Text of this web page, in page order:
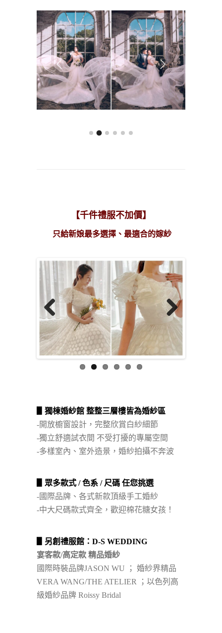
【千件禮服不加價】
只給新娘最多選擇、最適合的嫁紗
Previous
▋獨棟婚紗館 整整三層樓皆為婚紗區
-開放櫥窗設計， 完整欣賞白紗細節
-獨立舒適試衣間 不受打擾的專屬空間
-多樣室內、室外造景，婚紗拍攝不奔波
▋眾多款式 / 色系 / 尺碼 任您挑選
-國際品牌、各式新款頂級手工婚紗
-中大尺碼款式齊全，歡迎棉花糖女孩！
▋另創禮服館：D-S WEDDING
宴客款/高定款 精品婚紗
國際時裝品牌JASON WU ； 婚紗界精品
VERA WANG/THE ATELIER ；以色列高
級婚紗品牌 Roissy Bridal